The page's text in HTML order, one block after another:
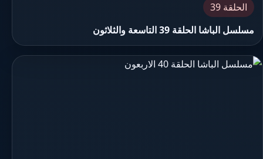
الحلقة 39
مسلسل الباشا الحلقة 39 التاسعة والثلاثون